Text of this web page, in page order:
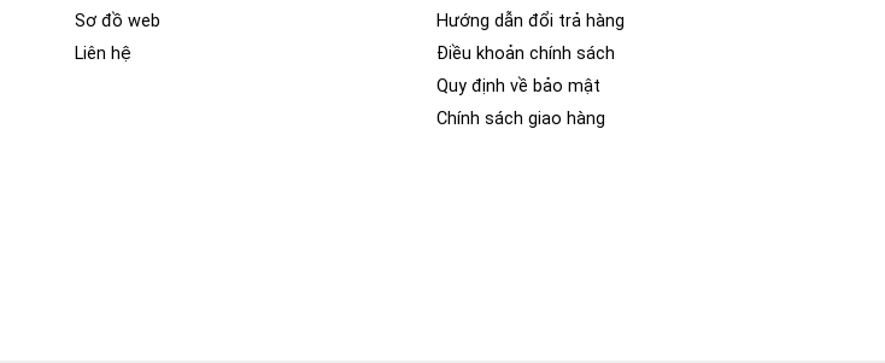
Sơ đồ web
Liên hệ
Hướng dẫn đổi trả hàng
Điều khoản chính sách
Quy định về bảo mật
Chính sách giao hàng